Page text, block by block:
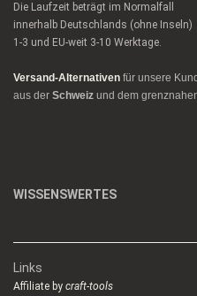
Die Laufzeit beträgt im Normalfall
innerhalb Deutschlands (ohne Inseln)
1-3 und EU-weit 3-10 Werktage.
Versand-Alternativen für unsere
aus der Schweiz und dem
WISSENSWERTES
Links
Affiliate by craft-tools